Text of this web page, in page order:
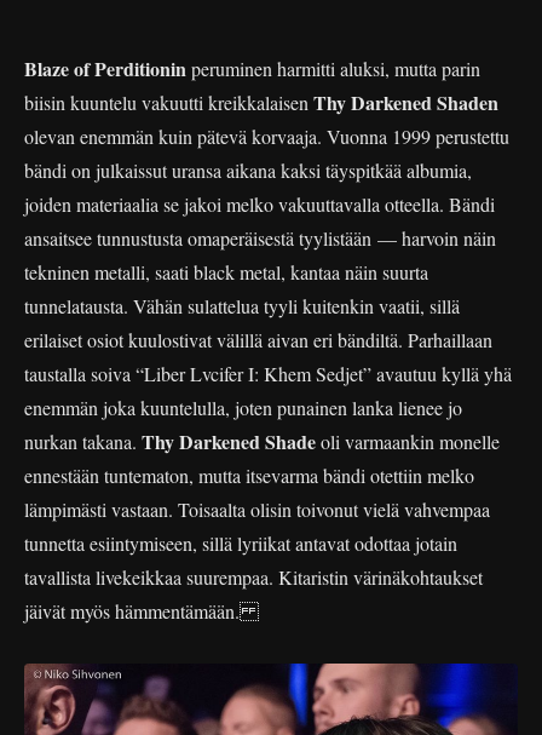
Blaze of Perditionin peruminen harmitti aluksi, mutta parin
biisin kuuntelu vakuutti kreikkalaisen Thy Darkened Shaden
olevan enemmän kuin pätevä korvaaja. Vuonna 1999 perustettu
bändi on julkaissut uransa aikana kaksi täyspitkää albumia,
joiden materiaalia se jakoi melko vakuuttavalla otteella. Bändi
ansaitsee tunnustusta omaperäisestä tyylistään — harvoin näin
tekninen metalli, saati black metal, kantaa näin suurta
tunnelatausta. Vähän sulattelua tyyli kuitenkin vaatii, sillä
erilaiset osiot kuulostivat välillä aivan eri bändiltä. Parhaillaan
taustalla soiva “Liber Lvcifer I: Khem Sedjet” avautuu kyllä yhä
enemmän joka kuuntelulla, joten punainen lanka lienee jo
nurkan takana. Thy Darkened Shadeoli varmaankin monelle
ennestään tuntematon, mutta itsevarma bändi otettiin melko
lämpimästi vastaan. Toisaalta olisin toivonut vielä vahvempaa
tunnetta esiintymiseen, sillä lyriikat antavat odottaa jotain
tavallista livekeikkaa suurempaa. Kitaristin värinäkohtaukset
jäivät myös hämmentämään.